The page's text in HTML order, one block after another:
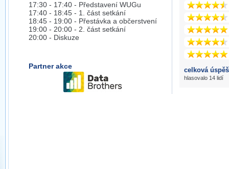
17:30 - 17:40 - Představení WUGu
17:40 - 18:45 - 1. část setkání
18:45 - 19:00 - Přestávka a občerstvení
19:00 - 20:00 - 2. část setkání
20:00 - Diskuze
Partner akce celková
hlasovalo 14 lidí